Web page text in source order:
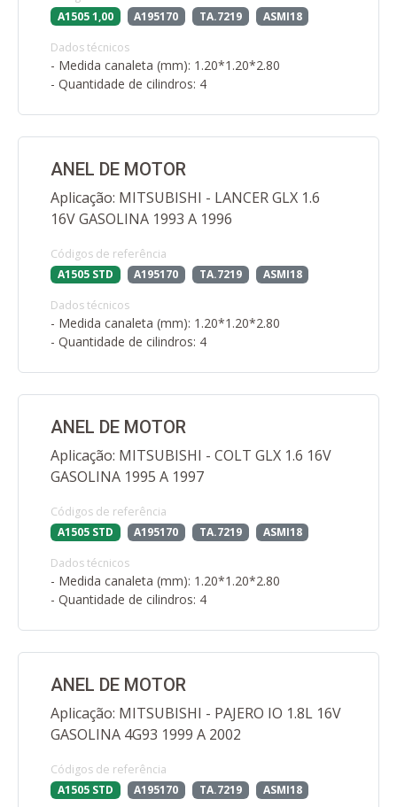
A1505 1,00
A195170 TA.7219 ASMI18
Dados técnicos
- Medida canaleta (mm): 1.20*1.20*2.80
- Quantidade de cilindros: 4
ANEL DE MOTOR
Aplicação: MITSUBISHI - LANCER GLX 1.6
16V GASOLINA 1993 A 1996
Códigos de referência
A1505 STD
A195170 TA.7219 ASMI18
Dados técnicos
- Medida canaleta (mm): 1.20*1.20*2.80
- Quantidade de cilindros: 4
ANEL DE MOTOR
Aplicação: MITSUBISHI - COLT GLX 1.6 16V
GASOLINA 1995 A 1997
Códigos de referência
A1505 STD
A195170 TA.7219 ASMI18
Dados técnicos
- Medida canaleta (mm): 1.20*1.20*2.80
- Quantidade de cilindros: 4
ANEL DE MOTOR
Aplicação: MITSUBISHI - PAJERO IO 1.8L 16V
GASOLINA 4G93 1999 A 2002
Códigos de referência
A1505 STD
A195170 TA.7219 ASMI18